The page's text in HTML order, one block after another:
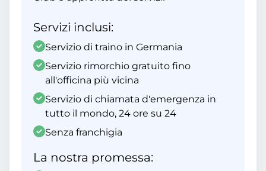
Servizi inclusi:
Servizio di traino in Germania
Servizio rimorchio gratuito fino
all'officina più vicina
Servizio di chiamata d'emergenza in
tutto il mondo, 24 ore su 24
Senza franchigia
La nostra promessa: